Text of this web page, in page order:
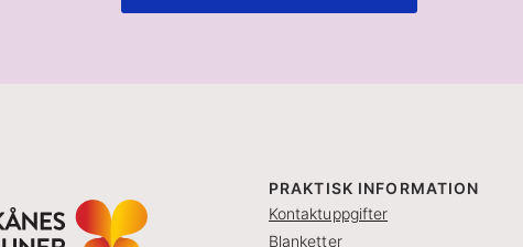
PRAKTISK INFORMATION
Kontaktuppgifter
Blanketter